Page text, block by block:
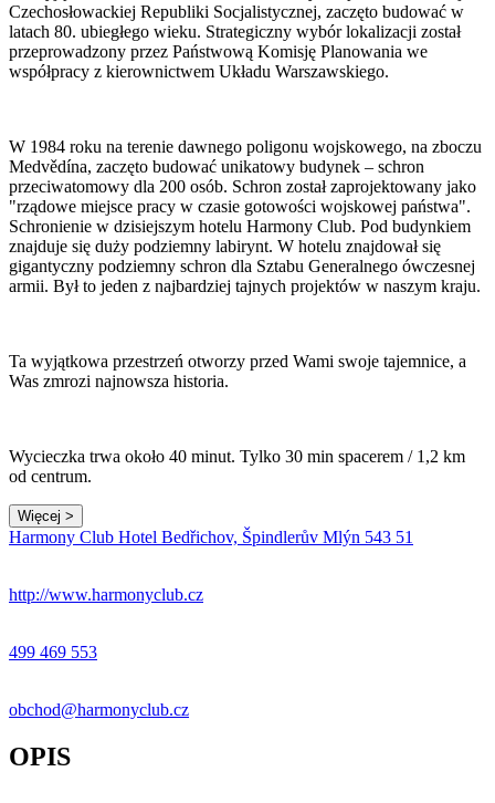
Czechosłowackiej Republiki Socjalistycznej, zaczęto budować w
latach 80. ubiegłego wieku. Strategiczny wybór lokalizacji został
przeprowadzony przez Państwową Komisję Planowania we
współpracy z kierownictwem Układu Warszawskiego.
W 1984 roku na terenie dawnego poligonu wojskowego, na zboczu
Medvědína, zaczęto budować unikatowy budynek – schron
przeciwatomowy dla 200 osób. Schron został zaprojektowany jako
"rządowe miejsce pracy w czasie gotowości wojskowej państwa".
Schronienie w dzisiejszym hotelu Harmony Club. Pod budynkiem
znajduje się duży podziemny labirynt. W hotelu znajdował się
gigantyczny podziemny schron dla Sztabu Generalnego ówczesnej
armii. Był to jeden z najbardziej tajnych projektów w naszym kraju.
Ta wyjątkowa przestrzeń otworzy przed Wami swoje tajemnice, a
Was zmrozi najnowsza historia.
Wycieczka trwa około 40 minut. Tylko 30 min spacerem / 1,2 km
od centrum.
Więcej >
−
Harmony Club Hotel Bedřichov, Špindlerův Mlýn 543 51
http://www.harmonyclub.cz
499 469 553
obchod@harmonyclub.cz
OPIS